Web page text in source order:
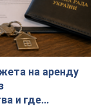
на аренду
и где